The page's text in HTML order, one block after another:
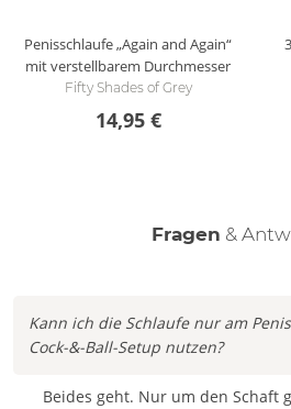
ungewollte Schmerzen auf, die
lockern. Bitte nur mit
Silikonbasierte Gele können dem
schaden.
Die Penis-Hoden-Schlaufe Cock &
Gesamtlänge 38 cm, Materialstärke
Penisschlaufe „Again and Again“
mit verstellbarem Durchmesser
Fifty Shades of Grey
14,95 €
Fragen &
Kann ich die Schlaufe nur am
Cock-&-Ball-Setup nutzen?
Beides geht. Nur um den Schaft